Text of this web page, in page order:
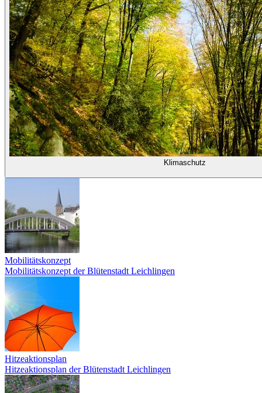
Klimaschutz
Mobilitätskonzept
Mobilitätskonzept der Blütenstadt Leichlingen
Hitzeaktionsplan
Hitzeaktionsplan der Blütenstadt Leichlingen